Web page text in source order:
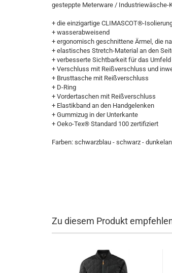
gesteppte Meterware / Industriewäsche-
+ die einzigartige CLIMASCOT®-
+ wasserabweisend
+ ergonomisch geschnittene Ärmel, die
+ elastisches Stretch-Material an den
+ verbesserte Sichtbarkeit für das
+ Verschluss mit Reißverschluss und
+ Brusttasche mit Reißverschluss
+ D-Ring
+ Vordertaschen mit Reißverschluss
+ Elastikband an den Handgelenken
+ Gummizug in der Unterkante
+ Oeko-Tex® Standard 100 zertifiziert
Farben: schwarzblau - schwarz -
Zu diesem Produkt